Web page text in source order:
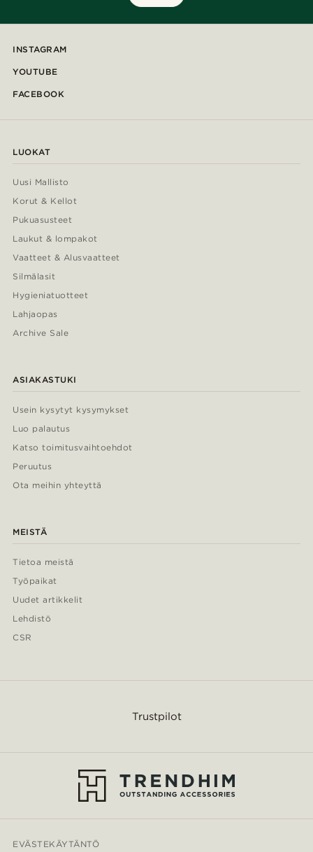
INSTAGRAM
YOUTUBE
FACEBOOK
LUOKAT
Uusi Mallisto
Korut & Kellot
Pukuasusteet
Laukut & lompakot
Vaatteet & Alusvaatteet
Silmälasit
Hygieniatuotteet
Lahjaopas
Archive Sale
ASIAKASTUKI
Usein kysytyt kysymykset
Luo palautus
Katso toimitusvaihtoehdot
Peruutus
Ota meihin yhteyttä
MEISTÄ
Tietoa meistä
Työpaikat
Uudet artikkelit
Lehdistö
CSR
Trustpilot
EVÄSTEKÄYTÄNTÖ